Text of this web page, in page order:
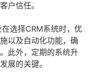
户信任。
选择CRM系统时，优
以及自动化功能，确
此外，定期的系统升
展的关键。